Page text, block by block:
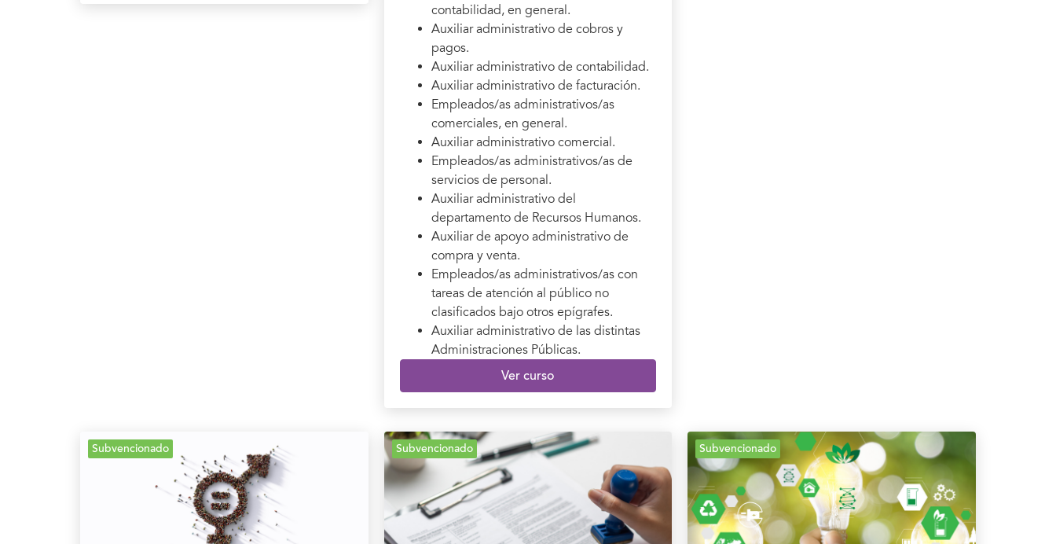
contabilidad, en general.
Auxiliar administrativo de cobros y
pagos.
Auxiliar administrativo de contabilidad.
Auxiliar administrativo de facturación.
Empleados/as administrativos/as
comerciales, en general.
Auxiliar administrativo comercial.
Empleados/as administrativos/as de
servicios de personal.
Auxiliar administrativo del
departamento de Recursos Humanos.
Auxiliar de apoyo administrativo de
compra y venta.
Empleados/as administrativos/as con
tareas de atención al público no
clasificados bajo otros epígrafes.
Auxiliar administrativo de las distintas
Administraciones Públicas.
Ver curso
Subvencionado Subvencionado Subvencionado